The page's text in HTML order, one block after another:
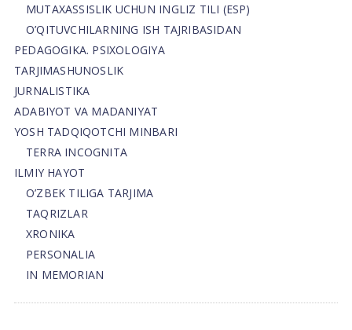
MUTAXASSISLIK UCHUN INGLIZ TILI (ESP)
O’QITUVCHILARNING ISH TAJRIBASIDAN
PEDAGOGIKA. PSIXOLOGIYA
TARJIMASHUNOSLIK
JURNALISTIKA
ADABIYOT VA MADANIYAT
YOSH TADQIQOTCHI MINBARI
TERRA INCOGNITA
ILMIY HAYOT
O’ZBEK TILIGA TARJIMA
TAQRIZLAR
XRONIKA
PERSONALIA
IN MEMORIAN